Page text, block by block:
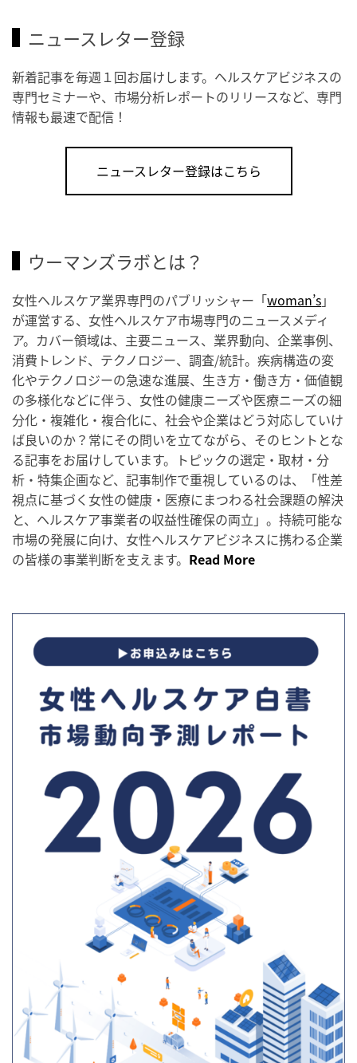
ニュースレター登録
新着記事を毎週１回お届けします。ヘルスケアビジネスの
専門セミナーや、市場分析レポートのリリースなど、専門
情報も最速で配信！
ニュースレター登録はこちら
ウーマンズラボとは？
女性ヘルスケア業界専門のパブリッシャー「woman’s」
が運営する、女性ヘルスケア市場専門のニュースメディ
ア。カバー領域は、主要ニュース、業界動向、企業事例、
消費トレンド、テクノロジー、調査/統計。疾病構造の変
化やテクノロジーの急速な進展、生き方・働き方・価値観
の多様化などに伴う、女性の健康ニーズや医療ニーズの細
分化・複雑化・複合化に、社会や企業はどう対応していけ
ば良いのか？常にその問いを立てながら、そのヒントとな
る記事をお届けしています。トピックの選定・取材・分
析・特集企画など、記事制作で重視しているのは、「性差
視点に基づく女性の健康・医療にまつわる社会課題の解決
と、ヘルスケア事業者の収益性確保の両立」。持続可能な
市場の発展に向け、女性ヘルスケアビジネスに携わる企業
の皆様の事業判断を支えます。 Read More